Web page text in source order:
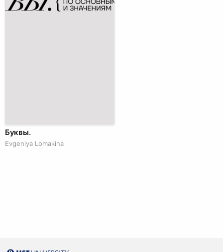
Буквы.
Evgeniya Lomakina